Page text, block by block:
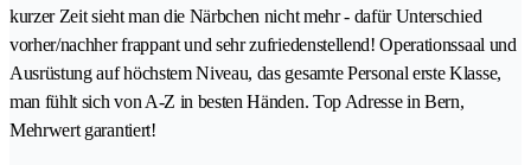
kurzer Zeit sieht man die Närbchen nicht mehr - dafür Unterschied
vorher/nachher frappant und sehr zufriedenstellend! Operationssaal und
Ausrüstung auf höchstem Niveau, das gesamte Personal erste Klasse,
man fühlt sich von A-Z in besten Händen. Top Adresse in Bern,
Mehrwert garantiert!